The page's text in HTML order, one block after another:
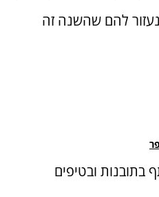
להם שהשנה זה
בתובנות ובטיפים